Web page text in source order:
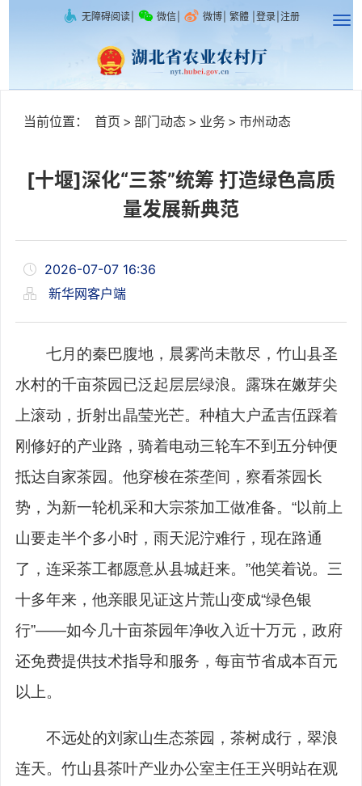
无障碍阅读 微信 微博 繁體 登录 注册
当前位置： 首页 > 部门动态 > 业务 > 市州动态
[十堰]深化“三茶”统筹 打造绿色高质
量发展新典范
2026-07-07 16:36
新华网客户端
七月的秦巴腹地，晨雾尚未散尽，竹山县圣
水村的千亩茶园已泛起层层绿浪。露珠在嫩芽尖
上滚动，折射出晶莹光芒。种植大户孟吉伍踩着
刚修好的产业路，骑着电动三轮车不到五分钟便
抵达自家茶园。他穿梭在茶垄间，察看茶园长
势，为新一轮机采和大宗茶加工做准备。“以前上
山要走半个多小时，雨天泥泞难行，现在路通
了，连采茶工都愿意从县城赶来。”他笑着说。三
十多年来，他亲眼见证这片荒山变成“绿色银
行”——如今几十亩茶园年净收入近十万元，政府
还免费提供技术指导和服务，每亩节省成本百元
以上。
不远处的刘家山生态茶园，茶树成行，翠浪
连天。竹山县茶叶产业办公室主任王兴明站在观